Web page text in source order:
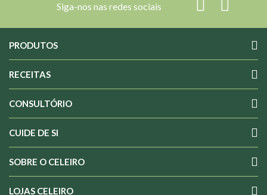
Siga-nos nas redes sociais
PRODUTOS
RECEITAS
CONSULTÓRIO
CUIDE DE SI
SOBRE O CELEIRO
LOJAS CELEIRO